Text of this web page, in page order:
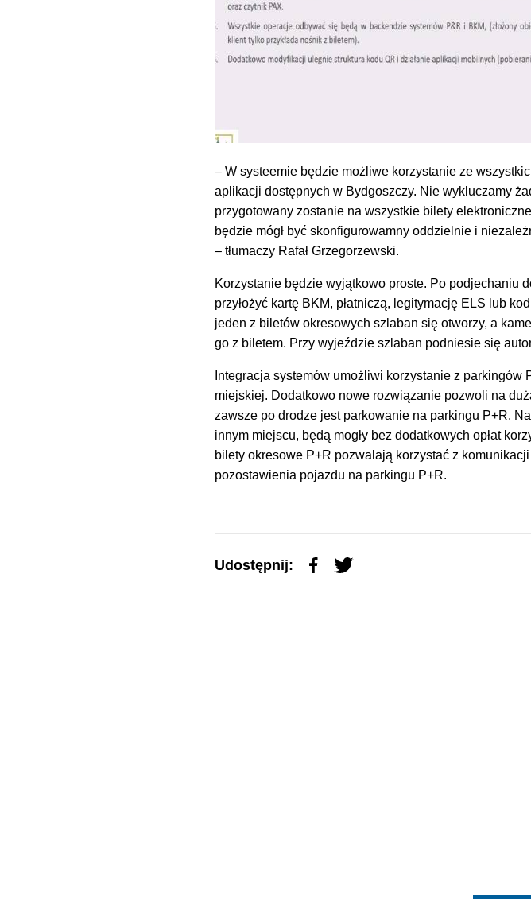
– W systeemie będzie możliwe korzystanie ze
aplikacji dostępnych w Bydgoszczy. Nie wykluczamy
przygotowany zostanie na wszystkie bilety
będzie mógł być skonfigurowamny oddzielnie i
– tłumaczy Rafał Grzegorzewski.
Korzystanie będzie wyjątkowo proste. Po podjechaniu
przyłożyć kartę BKM, płatniczą, legitymację ELS lub
jeden z biletów okresowych szlaban się otworzy, a
go z biletem. Przy wyjeździe szlaban podniesie się
Integracja systemów umożliwi korzystanie z
miejskiej. Dodatkowo nowe rozwiązanie pozwoli na
zawsze po drodze jest parkowanie na parkingu P+R.
innym miejscu, będą mogły bez dodatkowych opłat
bilety okresowe P+R pozwalają korzystać z
pozostawienia pojazdu na parkingu P+R.
Udostępnij: